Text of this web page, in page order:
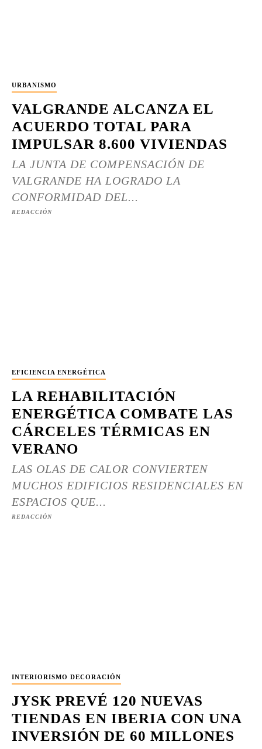
URBANISMO
VALGRANDE ALCANZA EL
ACUERDO TOTAL PARA
IMPULSAR 8.600 VIVIENDAS
LA JUNTA DE COMPENSACIÓN DE
VALGRANDE HA LOGRADO LA
CONFORMIDAD DEL...
REDACCIÓN
EFICIENCIA ENERGÉTICA
LA REHABILITACIÓN
ENERGÉTICA COMBATE LAS
CÁRCELES TÉRMICAS EN
VERANO
LAS OLAS DE CALOR CONVIERTEN
MUCHOS EDIFICIOS RESIDENCIALES EN
ESPACIOS QUE...
REDACCIÓN
INTERIORISMO DECORACIÓN
JYSK PREVÉ 120 NUEVAS
TIENDAS EN IBERIA CON UNA
INVERSIÓN DE 60 MILLONES